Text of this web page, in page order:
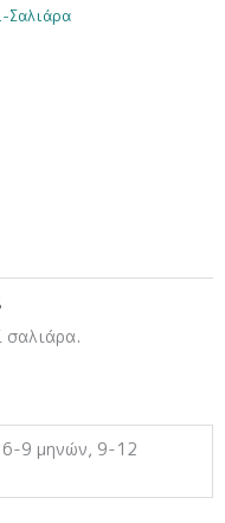
Σαλιάρα
σαλιάρα.
9 μηνών, 9-12